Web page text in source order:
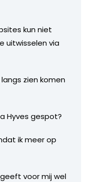
kun niet
uitwisselen via
zien komen
Hyves gespot?
ik meer op
voor mij wel